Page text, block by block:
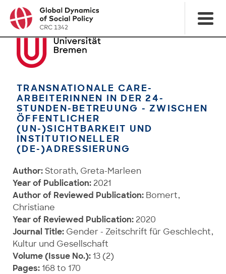
TRANSNATIONALE CARE-
ARBEITERINNEN IN DER 24-
STUNDEN-BETREUUNG - ZWISCHEN
ÖFFENTLICHER
(UN-)SICHTBARKEIT UND
INSTITUTIONELLER
(DE-)ADRESSIERUNG
Author:Storath, Greta-Marleen
Year of Publication: 2021
Author of Reviewed Publication: Bomert,
Christiane
Year of Reviewed Publication: 2020
Journal Title: Gender - Zeitschrift für Geschlecht,
Kultur und Gesellschaft
Volume (Issue No.):13 (2)
Pages:168 to 170